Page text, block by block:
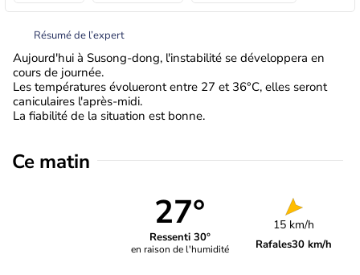
Résumé de l’expert
Aujourd'hui à Susong-dong, l'instabilité se développera en
cours de journée.
Les températures évolueront entre 27 et 36°C, elles seront
caniculaires l'après-midi.
La fiabilité de la situation est bonne.
Ce matin
27°
Ressenti 30°
en raison de l'humidité
15 km/h
Rafales30 km/h